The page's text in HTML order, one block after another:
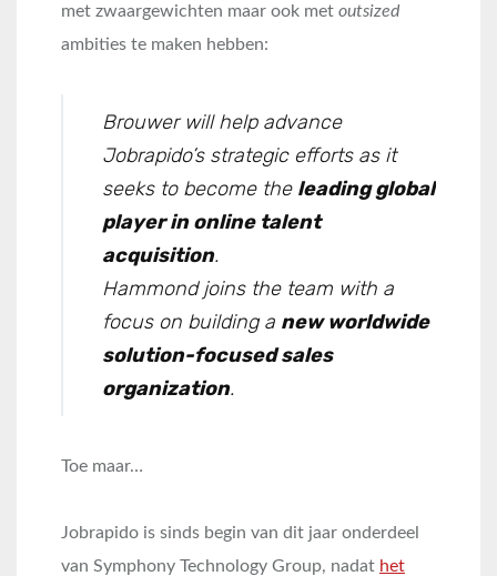
met zwaargewichten maar ook met outsized
ambities te maken hebben:
Brouwer will help advance
Jobrapido’s strategic efforts as it
seeks to become the leading global
player in online talent
acquisition.
Hammond joins the team with a
focus on building a new worldwide
solution-focused sales
organization.
Toe maar…
Jobrapido is sinds begin van dit jaar onderdeel
van Symphony Technology Group, nadat het